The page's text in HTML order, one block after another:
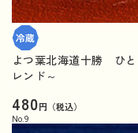
よつ葉北海道十勝 ひと
レンド～
480円（税込）
No. 9